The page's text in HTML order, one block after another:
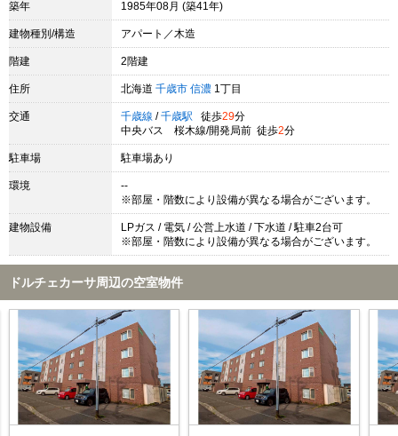
築年 1985年08月 (築41年)
建物種別/構造 アパート／木造
階建 2階建
住所 北海道 千歳市 信濃 1丁目
交通 千歳線 / 千歳駅 徒歩29分
中央バス 桜木線/開発局前 徒歩2分
駐車場 駐車場あり
環境
--
※部屋・階数により設備が異なる場合がございます。
建物設備
LPガス / 電気 / 公営上水道 / 下水道 / 駐車2台可
※部屋・階数により設備が異なる場合がございます。
ドルチェカーサ周辺の空室物件